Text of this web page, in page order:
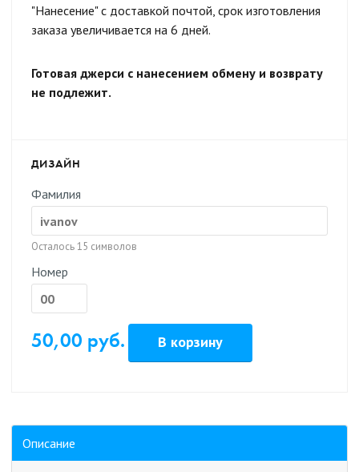
"Нанесение" с доставкой почтой, срок изготовления
заказа увеличивается на 6 дней.
Готовая джерси с нанесением обмену и возврату
не подлежит.
ДИЗАЙН
Фамилия
Осталось15 символов
Номер
50,00 руб. В корзину
Описание